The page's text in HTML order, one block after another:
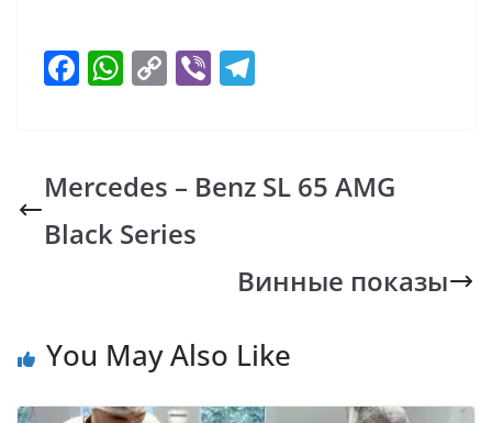
F
b
o
o
W
s
A
p
C
n
Vi
gr
a
Mercedes – Benz SL 65 AMG
Black Series
Винные показы
You May Also Like